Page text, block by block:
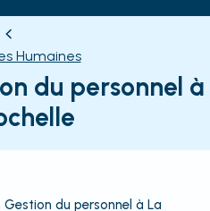
Humaines
du personnel à
du personnel à La